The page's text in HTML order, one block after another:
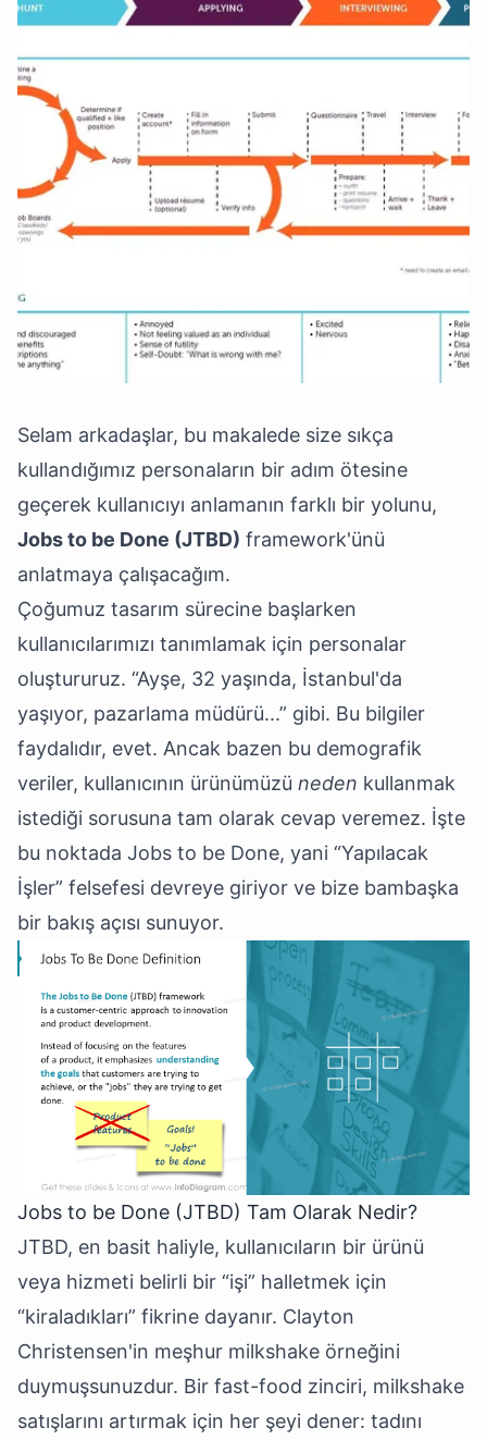
Selam arkadaşlar, bu makalede size sıkça
kullandığımız personaların bir adım ötesine
geçerek kullanıcıyı anlamanın farklı bir yolunu,
Jobs to be Done (JTBD) framework'ünü
anlatmaya çalışacağım.
Çoğumuz tasarım sürecine başlarken
kullanıcılarımızı tanımlamak için personalar
oluştururuz. “Ayşe, 32 yaşında, İstanbul'da
yaşıyor, pazarlama müdürü...” gibi. Bu bilgiler
faydalıdır, evet. Ancak bazen bu demografik
veriler, kullanıcının ürünümüzü neden kullanmak
istediği sorusuna tam olarak cevap veremez. İşte
bu noktada Jobs to be Done, yani “Yapılacak
İşler” felsefesi devreye giriyor ve bize bambaşka
bir bakış açısı sunuyor.
Jobs to be Done (JTBD) Tam Olarak Nedir?
JTBD, en basit haliyle, kullanıcıların bir ürünü
veya hizmeti belirli bir “işi” halletmek için
“kiraladıkları” fikrine dayanır. Clayton
Christensen'in meşhur milkshake örneğini
duymuşsunuzdur. Bir fast-food zinciri, milkshake
satışlarını artırmak için her şeyi dener: tadını